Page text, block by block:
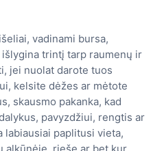
vadinami bursa,
trintį tarp raumenų ir
jei nuolat darote tuos
kelsite dėžes ar mėtote
skausmo pakanka, kad
pavyzdžiui, rengtis ar
labiausiai paplitusi vieta,